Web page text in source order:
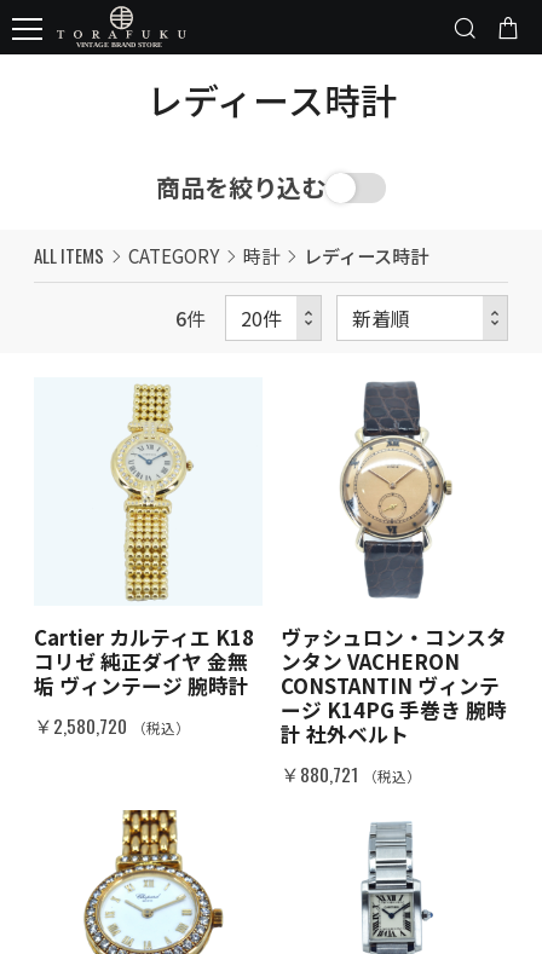
レディース時計
商品を絞り込む
ALL ITEMS CATEGORY 時計 レディース時計
6件
Cartier カルティエ K18
コリゼ 純正ダイヤ 金無
垢 ヴィンテージ 腕時計
￥2,580,720
（税込）
ヴァシュロン・コンスタ
ンタン VACHERON
CONSTANTIN ヴィンテ
ージ K14PG 手巻き 腕時
計 社外ベルト
￥880,721
（税込）